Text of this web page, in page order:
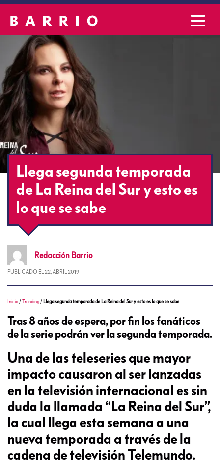
Llega segunda temporada
de La Reina del Sur y esto es
lo que se sabe
Redacción Barrio
PUBLICADO EL 22, ABRIL 2019
Inicio /Trending / Llega segunda temporada de La Reina del Sur y esto es lo que se sabe
Tras 8 años de espera, por fin los fanáticos
de la serie podrán ver la segunda temporada.
Una de las teleseries que mayor
impacto causaron al ser lanzadas
en la televisión internacional es sin
duda la llamada “La Reina del Sur”,
la cual llega esta semana a una
nueva temporada a través de la
cadena de televisión Telemundo.